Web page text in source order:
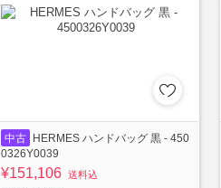
中古
HERMES ハンドバッグ 黒 - 450
0326Y0039
¥151,106 送料込